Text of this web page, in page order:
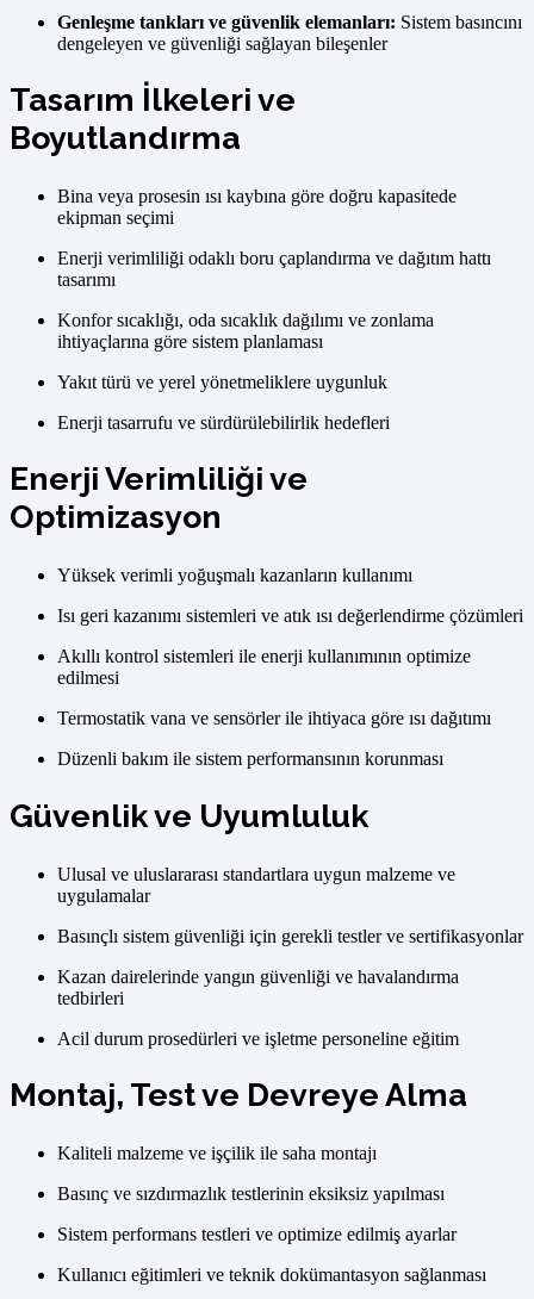
Genleşme tankları ve güvenlik elemanları: Sistem basıncını
dengeleyen ve güvenliği sağlayan bileşenler
Tasarım İlkeleri ve
Boyutlandırma
Bina veya prosesin ısı kaybına göre doğru kapasitede
ekipman seçimi
Enerji verimliliği odaklı boru çaplandırma ve dağıtım hattı
tasarımı
Konfor sıcaklığı, oda sıcaklık dağılımı ve zonlama
ihtiyaçlarına göre sistem planlaması
Yakıt türü ve yerel yönetmeliklere uygunluk
Enerji tasarrufu ve sürdürülebilirlik hedefleri
Enerji Verimliliği ve
Optimizasyon
Yüksek verimli yoğuşmalı kazanların kullanımı
Isı geri kazanımı sistemleri ve atık ısı değerlendirme çözümleri
Akıllı kontrol sistemleri ile enerji kullanımının optimize
edilmesi
Termostatik vana ve sensörler ile ihtiyaca göre ısı dağıtımı
Düzenli bakım ile sistem performansının korunması
Güvenlik ve Uyumluluk
Ulusal ve uluslararası standartlara uygun malzeme ve
uygulamalar
Basınçlı sistem güvenliği için gerekli testler ve sertifikasyonlar
Kazan dairelerinde yangın güvenliği ve havalandırma
tedbirleri
Acil durum prosedürleri ve işletme personeline eğitim
Montaj, Test ve Devreye Alma
Kaliteli malzeme ve işçilik ile saha montajı
Basınç ve sızdırmazlık testlerinin eksiksiz yapılması
Sistem performans testleri ve optimize edilmiş ayarlar
Kullanıcı eğitimleri ve teknik dokümantasyon sağlanması